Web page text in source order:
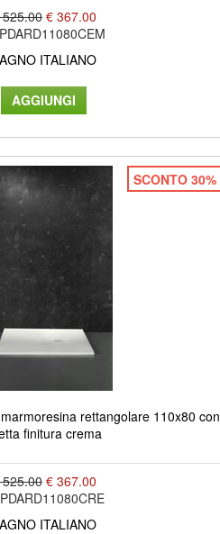
€ 367.00
ITALIANO
SCONTO 30%
rettangolare 110x80 con
finitura crema
€ 367.00
ITALIANO